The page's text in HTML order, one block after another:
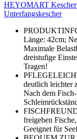
HEYOMART Kescher
Unterfangskescher
Länge: 42cm;
Maximale
dreistufige
Tragen!
deutlich leichter
Nach dem
freigeben
Geeignet für